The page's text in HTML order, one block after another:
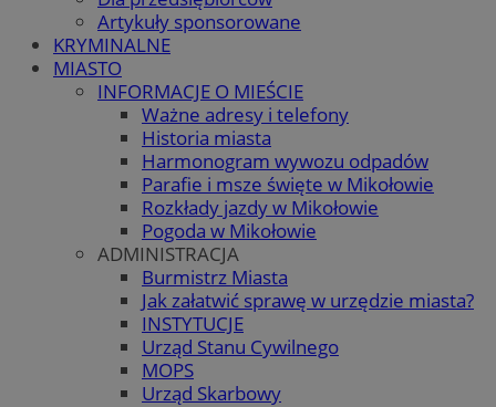
Artykuły sponsorowane
KRYMINALNE
MIASTO
INFORMACJE O MIEŚCIE
Ważne adresy i telefony
Historia miasta
Harmonogram wywozu odpadów
Parafie i msze święte w Mikołowie
Rozkłady jazdy w Mikołowie
Pogoda w Mikołowie
ADMINISTRACJA
Burmistrz Miasta
Jak załatwić sprawę w urzędzie miasta?
INSTYTUCJE
Urząd Stanu Cywilnego
MOPS
Urząd Skarbowy